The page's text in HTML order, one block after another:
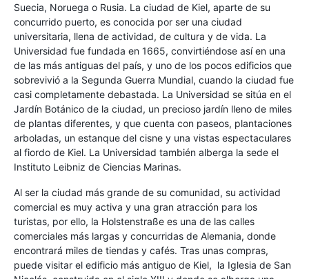
Suecia, Noruega o Rusia. La ciudad de Kiel, aparte de su
concurrido puerto, es conocida por ser una ciudad
universitaria, llena de actividad, de cultura y de vida. La
Universidad fue fundada en 1665, convirtiéndose así en una
de las más antiguas del país, y uno de los pocos edificios que
sobrevivió a la Segunda Guerra Mundial, cuando la ciudad fue
casi completamente debastada. La Universidad se sitúa en el
Jardín Botánico de la ciudad, un precioso jardín lleno de miles
de plantas diferentes, y que cuenta con paseos, plantaciones
arboladas, un estanque del cisne y una vistas espectaculares
al fiordo de Kiel. La Universidad también alberga la sede el
Instituto Leibniz de Ciencias Marinas.
Al ser la ciudad más grande de su comunidad, su actividad
comercial es muy activa y una gran atracción para los
turistas, por ello, la Holstenstraße es una de las calles
comerciales más largas y concurridas de Alemania, donde
encontrará miles de tiendas y cafés. Tras unas compras,
puede visitar el edificio más antiguo de Kiel, la Iglesia de San